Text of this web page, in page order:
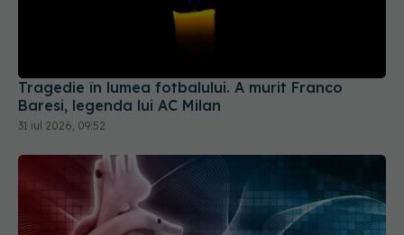
Tragedie în lumea fotbalului. A murit Franco
Baresi, legenda lui AC Milan
31 iul 2026, 09:52